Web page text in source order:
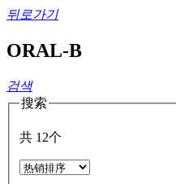
뒤로가기
ORAL-B
검색
搜索
共 12个